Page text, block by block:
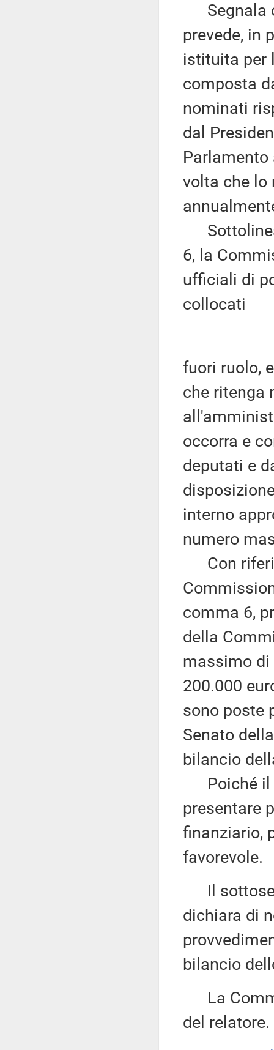
Segnala
prevede, in
istituita per
composta
nominati
dal
Parlamento
volta che lo
6, la
ufficiali di
collocati
fuori ruolo,
che ritenga
occorra e
deputati e
interno
numero
Con
comma 6,
della
massimo di
200.000
sono poste
Senato
bilancio
Poiché il
presentare
finanziario,
favorevole.
Il
dichiara di
bilancio
La
del relatore.